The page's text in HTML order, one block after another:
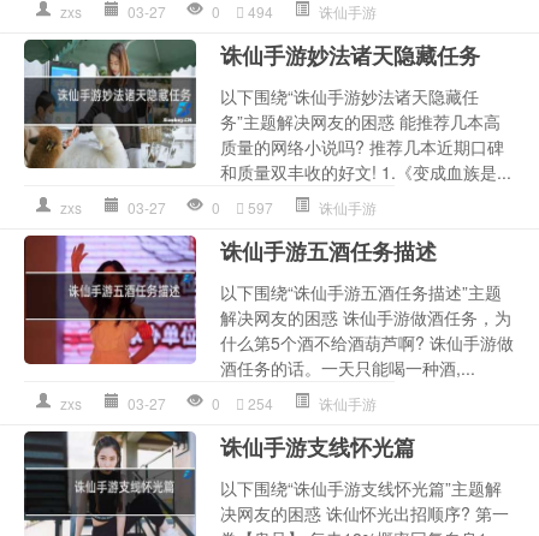
zxs 03-27 0 494 诛仙手游
诛仙手游妙法诸天隐藏任务
以下围绕“诛仙手游妙法诸天隐藏任
务”主题解决网友的困惑 能推荐几本高
质量的网络小说吗? 推荐几本近期口碑
和质量双丰收的好文! 1.《变成血族是...
zxs 03-27 0 597 诛仙手游
诛仙手游五酒任务描述
以下围绕“诛仙手游五酒任务描述”主题
解决网友的困惑 诛仙手游做酒任务，为
什么第5个酒不给酒葫芦啊? 诛仙手游做
酒任务的话。一天只能喝一种酒,...
zxs 03-27 0 254 诛仙手游
诛仙手游支线怀光篇
以下围绕“诛仙手游支线怀光篇”主题解
决网友的困惑 诛仙怀光出招顺序? 第一